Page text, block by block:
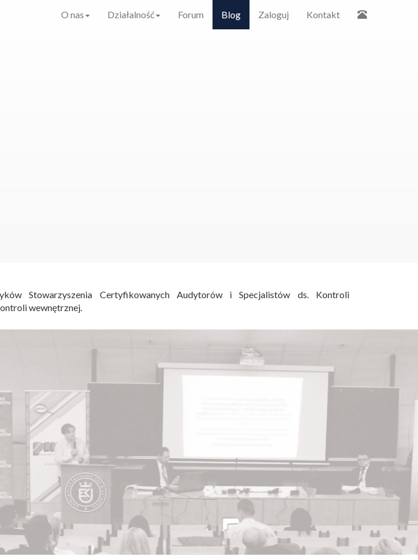
O nas Działalność Forum Blog Zaloguj Kontakt
Stowarzyszenia Certyfikowanych Audytorów i Specjalistów ds. Kontroli
wewnętrznej.